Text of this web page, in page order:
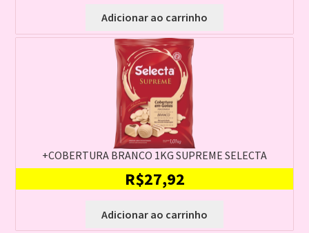
Adicionar ao carrinho
+COBERTURA BRANCO 1KG SUPREME SELECTA
R$27,92
Adicionar ao carrinho